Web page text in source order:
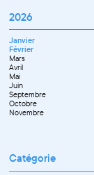
2026
Janvier
Février
Mars
Avril
Mai
Juin
Septembre
Octobre
Novembre
Catégorie